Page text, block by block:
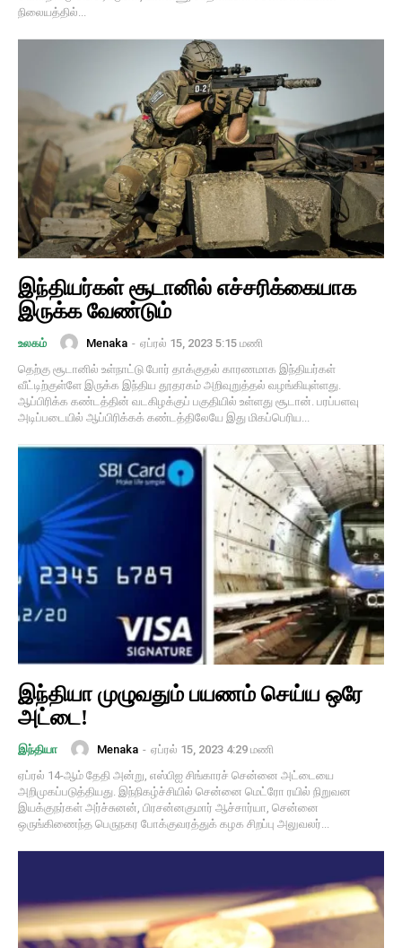
நிலையத்தில்...
இந்தியர்கள் சூடானில் எச்சரிக்கையாக
இருக்க வேண்டும்
உலகம் Menaka - ஏப்ரல் 15, 2023 5:15 மணி
தெற்கு சூடானில் உள்நாட்டு போர் தாக்குதல் காரணமாக இந்தியர்கள்
வீட்டிற்குள்ளே இருக்க இந்திய தூதரகம் அறிவுறுத்தல் வழங்கியுள்ளது.
ஆப்பிரிக்க கண்டத்தின் வடகிழக்குப் பகுதியில் உள்ளது சூடான். பரப்பளவு
அடிப்படையில் ஆப்பிரிக்கக் கண்டத்திலேயே இது மிகப்பெரிய...
இந்தியா முழுவதும் பயணம் செய்ய ஒரே
அட்டை!
இந்தியா Menaka - ஏப்ரல் 15, 2023 4:29 மணி
ஏப்ரல் 14-ஆம் தேதி அன்று, எஸ்பிஐ சிங்காரச் சென்னை அட்டையை
அறிமுகப்படுத்தியது. இந்நிகழ்ச்சியில் சென்னை மெட்ரோ ரயில் நிறுவன
இயக்குநர்கள் அர்ச்சுனன், பிரசன்னகுமார் ஆச்சார்யா, சென்னை
ஒருங்கிணைந்த பெருநகர போக்குவரத்துக் கழக சிறப்பு அலுவலர்...